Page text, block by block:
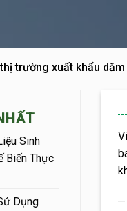
trường xuất khẩu
Sinh
Biến Thực
Dụng